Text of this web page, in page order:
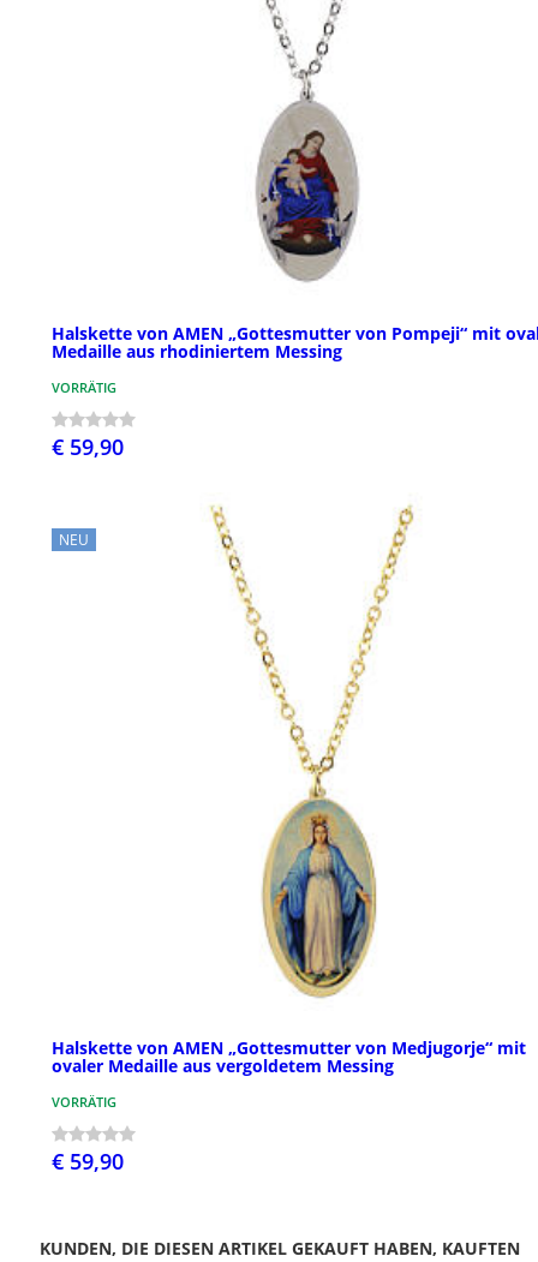
Halskette von AMEN „Gottesmutter von Pompeji“ mit
Medaille aus rhodiniertem Messing
VORRÄTIG
€ 59,90
NEU
Halskette von AMEN „Gottesmutter von Medjugorje“ mit
ovaler Medaille aus vergoldetem Messing
VORRÄTIG
€ 59,90
KUNDEN, DIE DIESEN ARTIKEL GEKAUFT HABEN, KAUFTEN